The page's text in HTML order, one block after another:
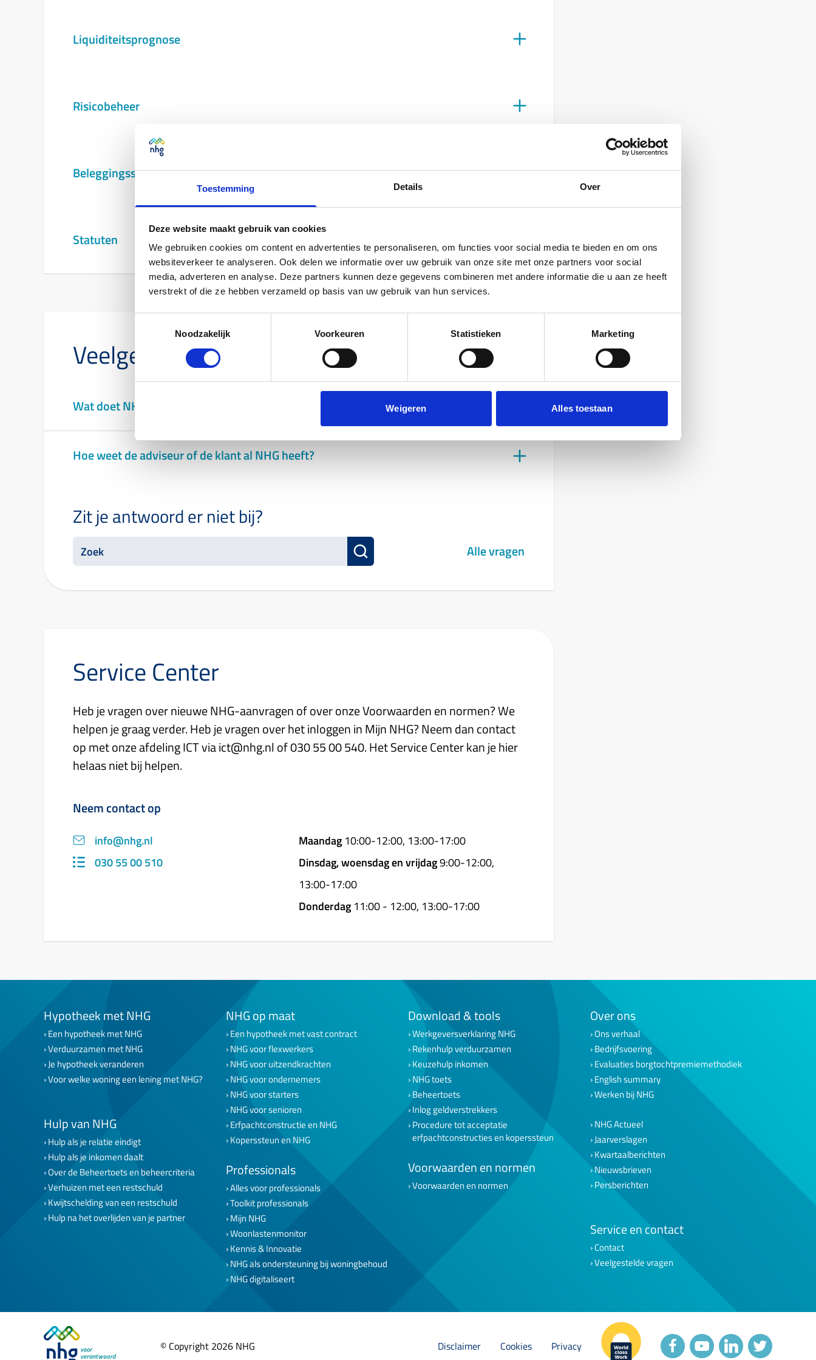
Toestemming Details Over
Deze website maakt gebruik van cookies
We gebruiken cookies om content en advertenties te personaliseren, om functies voor social media te bieden en om ons
websiteverkeer te analyseren. Ook delen we informatie over uw gebruik van onze site met onze partners voor social
media, adverteren en analyse. Deze partners kunnen deze gegevens combineren met andere informatie die u aan ze heeft
verstrekt of die ze hebben verzameld op basis van uw gebruik van hun services.
Noodzakelijk
Voorkeuren Statistieken Marketing
Weigeren Alles toestaan
Liquiditeitsprognose
Risicobeheer
Beleggingsstatuut en beleggingsbeleid
Statuten
Veelgestelde vragen
Wat doet NHG voor senioren?
Hoe weet de adviseur of de klant al NHG heeft?
Zit je antwoord er niet bij?
Alle vragen
Service Center
Heb je vragen over nieuwe NHG-aanvragen of over onze Voorwaarden en normen? We
helpen je graag verder. Heb je vragen over het inloggen in Mijn NHG? Neem dan contact
op met onze afdeling ICT via ict@nhg.nl of 030 55 00 540. Het Service Center kan je hier
helaas niet bij helpen.
Neem contact op
info@nhg.nl
030 55 00 510
Maandag10:00-12:00, 13:00-17:00
Dinsdag, woensdag en vrijdag9:00-12:00,
13:00-17:00
Donderdag11:00 - 12:00, 13:00-17:00
Hypotheek met NHG
Een hypotheek met NHG
Verduurzamen met NHG
Je hypotheek veranderen
Voor welke woning een lening met NHG?
Hulp van NHG
Hulp als je relatie eindigt
Hulp als je inkomen daalt
Over de Beheertoets en beheercriteria
Verhuizen met een restschuld
Kwijtschelding van een restschuld
Hulp na het overlijden van je partner
NHG op maat
Een hypotheek met vast contract
NHG voor flexwerkers
NHG voor uitzendkrachten
NHG voor ondernemers
NHG voor starters
NHG voor senioren
Erfpachtconstructie en NHG
Koperssteun en NHG
Professionals
Alles voor professionals
Toolkit professionals
Mijn NHG
Woonlastenmonitor
Kennis & Innovatie
NHG als ondersteuning bij woningbehoud
NHG digitaliseert
Download & tools
Werkgeversverklaring NHG
Rekenhulp verduurzamen
Keuzehulp inkomen
NHG toets
Beheertoets
Inlog geldverstrekkers
Procedure tot acceptatie
erfpachtconstructies en koperssteun
Voorwaarden en normen
Voorwaarden en normen
Over ons
Ons verhaal
Bedrijfsvoering
Evaluaties borgtochtpremiemethodiek
English summary
Werken bij NHG
NHG Actueel
Jaarverslagen
Kwartaalberichten
Nieuwsbrieven
Persberichten
Service en contact
Contact
Veelgestelde vragen
© Copyright 2026 NHG Disclaimer Cookies Privacy